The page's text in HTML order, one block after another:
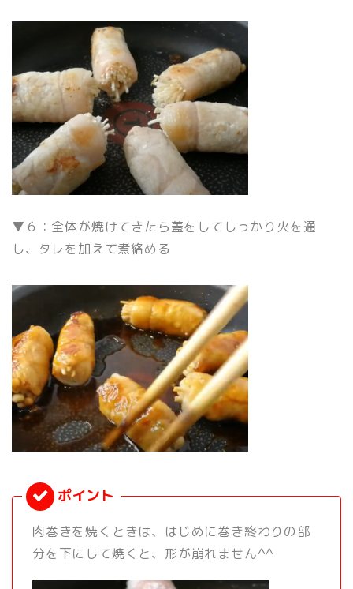
▼６：全体が焼けてきたら蓋をしてしっかり火を通
し、タレを加えて煮絡める
肉巻きを焼くときは、はじめに巻き終わりの部
分を下にして焼くと、形が崩れません^^